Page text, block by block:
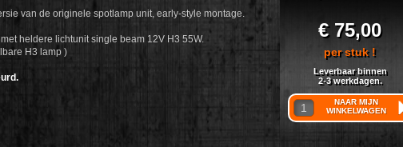
van de originele spotlamp unit, early-style montage.
heldere lichtunit single beam 12V H3 55W.
H3 lamp )
€ 75,00
per stuk !
Leverbaar binnen
2-3 werkdagen.
NAAR MIJN
WINKELWAGEN